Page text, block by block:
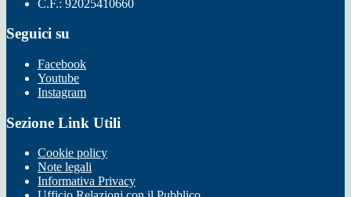
C.F.: 92025410660
Seguici su
Facebook
Youtube
Instagram
Sezione Link Utili
Cookie policy
Note legali
Informativa Privacy